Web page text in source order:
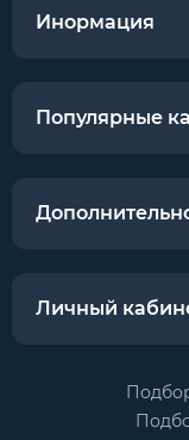
Инормация
Популярные
Личный